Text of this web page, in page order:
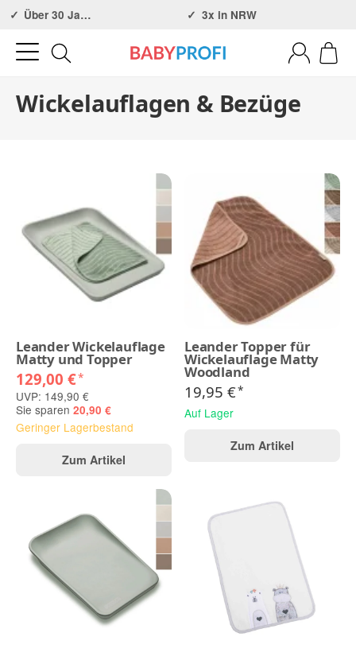
Über 30 Jahre Erfahrung 3x in NRW
Wickelauflagen & Bezüge
Leander Wickelauflage
Matty und Topper
129,00 €*
UVP: 149,90 €
Sie sparen 20,90 €
Geringer Lagerbestand
Zum Artikel
Leander Topper für
Wickelauflage Matty
Woodland
19,95 €*
Auf Lager
Zum Artikel